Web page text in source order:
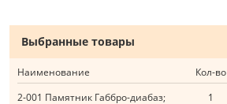
Выбранные товары
Наименование
Кол-во
2-001 Памятник Габбро-диабаз;
1